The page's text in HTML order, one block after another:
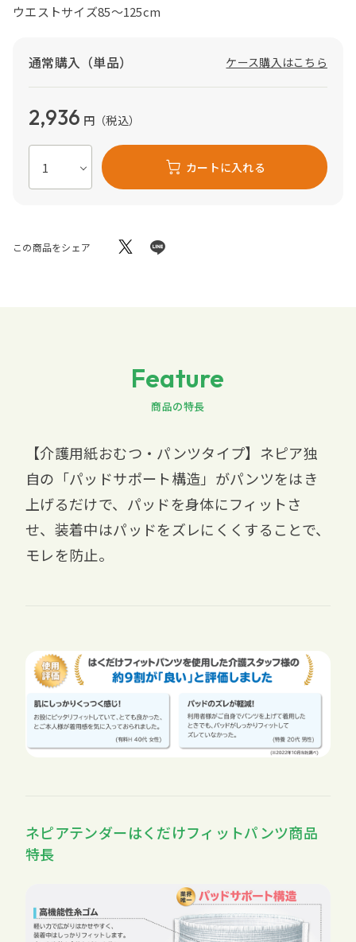
ウエストサイズ85～125cm
通常購入（単品） ケース購入はこちら
2,936 円（税込）
カートに入れる
この商品をシェア
Feature
商品の特長
【介護用紙おむつ・パンツタイプ】ネピア独
自の「パッドサポート構造」がパンツをはき
上げるだけで、パッドを身体にフィットさ
せ、装着中はパッドをズレにくくすることで、
モレを防止。
ネピアテンダーはくだけフィットパンツ商品
特長